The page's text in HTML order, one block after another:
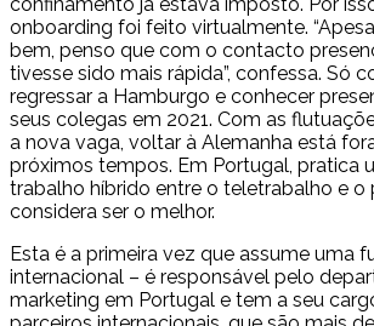
onboarding foi feito virtualmente.
bem, penso que com o contacto
tivesse sido mais rápida”, confessa. Só
regressar a Hamburgo e conhecer
seus colegas em 2021. Com as
a nova vaga, voltar à Alemanha está
próximos tempos. Em Portugal, pratica
trabalho híbrido entre o teletrabalho e o
considera ser o melhor.
Esta é a primeira vez que assume uma
internacional – é responsável pelo
marketing em Portugal e tem a seu